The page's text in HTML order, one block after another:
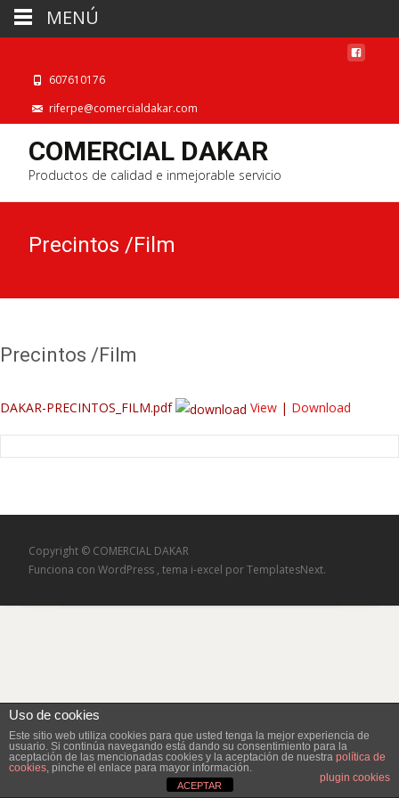
607610176
riferpe@comercialdakar.com
COMERCIAL DAKAR
Productos de calidad e inmejorable servicio
Precintos /Film
Precintos /Film
DAKAR-PRECINTOS_FILM.pdf View | Download
Copyright © COMERCIAL DAKAR
Funciona con WordPress , tema i-excel por TemplatesNext.
Uso de cookies
Este sitio web utiliza cookies para que usted tenga la mejor experiencia de
usuario. Si continúa navegando está dando su consentimiento para la
aceptación de las mencionadas cookies y la aceptación de nuestra política de
cookies, pinche el enlace para mayor información.
plugin cookies
ACEPTAR
MENÚ